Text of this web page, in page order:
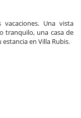
Una vista
tranquilo, una casa de
en Villa Rubis.